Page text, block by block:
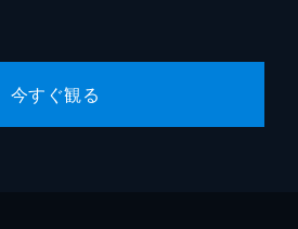
今すぐ観る